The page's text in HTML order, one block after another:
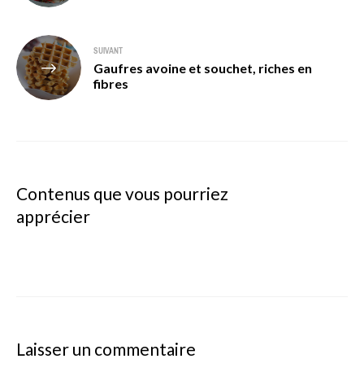
l’article
SUIVANT
Gaufres avoine et souchet, riches en
fibres
Contenus que vous pourriez
apprécier
Laisser un commentaire